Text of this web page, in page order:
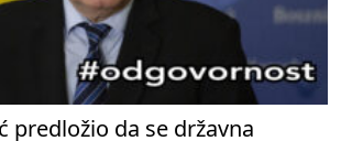
predložio da se državna